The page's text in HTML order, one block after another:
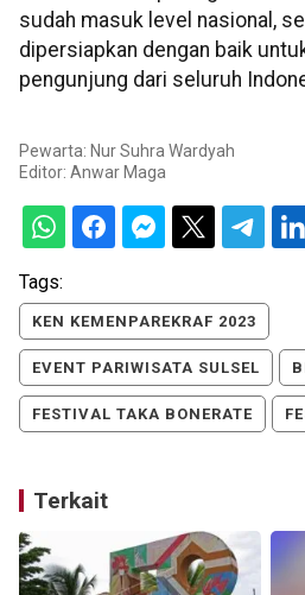
sudah masuk level nasional,
dipersiapkan dengan baik
pengunjung dari seluruh
Pewarta: Nur Suhra Wardyah
Editor: Anwar Maga
Tags:
KEN KEMENPAREKRAF 2023
EVENT PARIWISATA SULSEL
FESTIVAL TAKA BONERATE
Terkait